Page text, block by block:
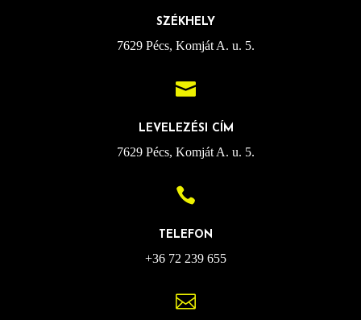
SZÉKHELY
7629 Pécs, Komját A. u. 5.

LEVELEZÉSI CÍM
7629 Pécs, Komját A. u. 5.

TELEFON
+36 72 239 655
